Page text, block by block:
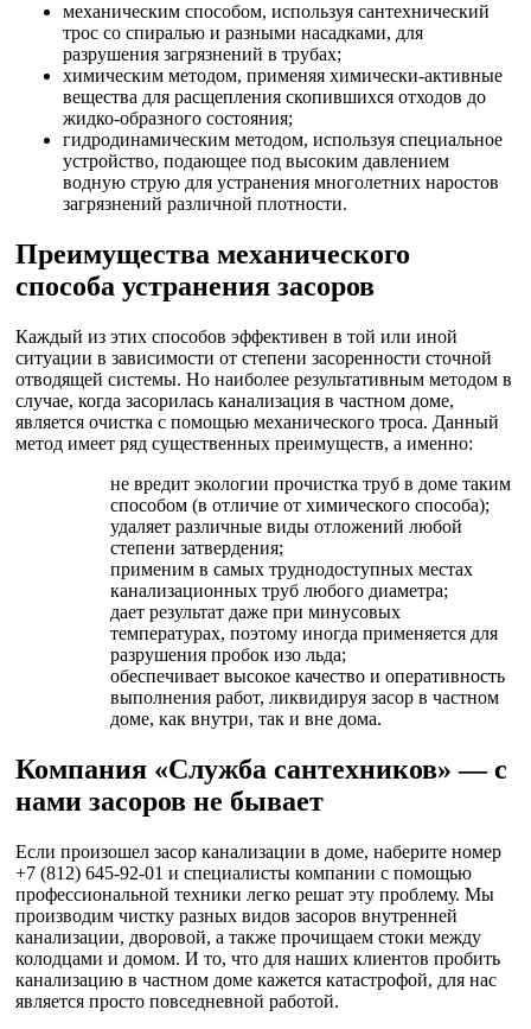
механическим способом, используя сантехнический
трос со спиралью и разными насадками, для
разрушения загрязнений в трубах;
химическим методом, применяя химически-активные
вещества для расщепления скопившихся отходов до
жидко-образного состояния;
гидродинамическим методом, используя специальное
устройство, подающее под высоким давлением
водную струю для устранения многолетних наростов
загрязнений различной плотности.
Преимущества механического
способа устранения засоров
Каждый из этих способов эффективен в той или иной
ситуации в зависимости от степени засоренности сточной
отводящей системы. Но наиболее результативным методом в
случае, когда засорилась канализация в частном доме,
является очистка с помощью механического троса. Данный
метод имеет ряд существенных преимуществ, а именно:
не вредит экологии прочистка труб в доме таким
способом (в отличие от химического способа);
удаляет различные виды отложений любой
степени затвердения;
применим в самых труднодоступных местах
канализационных труб любого диаметра;
дает результат даже при минусовых
температурах, поэтому иногда применяется для
разрушения пробок изо льда;
обеспечивает высокое качество и оперативность
выполнения работ, ликвидируя засор в частном
доме, как внутри, так и вне дома.
Компания «Служба сантехников» — с
нами засоров не бывает
Если произошел засор канализации в доме, наберите номер
+7 (812) 645-92-01 и специалисты компании с помощью
профессиональной техники легко решат эту проблему. Мы
производим чистку разных видов засоров внутренней
канализации, дворовой, а также прочищаем стоки между
колодцами и домом. И то, что для наших клиентов пробить
канализацию в частном доме кажется катастрофой, для нас
является просто повседневной работой.